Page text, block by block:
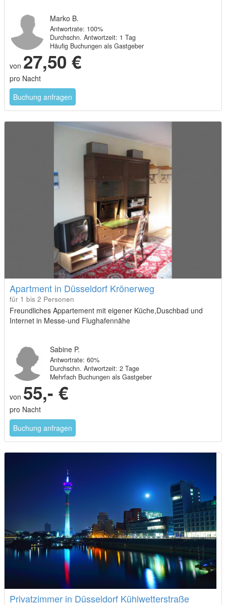
Durchschn. Antwortzeit: 1 Tag
Häufig Buchungen als Gastgeber
von 27,50 €
pro Nacht
Buchung anfragen
Apartment in Düsseldorf Krönerweg
für 1 bis 2 Personen
Freundliches Appartement mit eigener Küche,Duschbad und
Internet in Messe-und Flughafennähe
Sabine P.
Durchschn. Antwortzeit: 2 Tage
Mehrfach Buchungen als Gastgeber
von 55,- €
pro Nacht
Buchung anfragen
Privatzimmer in Düsseldorf Kühlwetterstraße
für 1 bis 2 Personen
Ruhige zentral gelegene Wohngegend, Messenähe,